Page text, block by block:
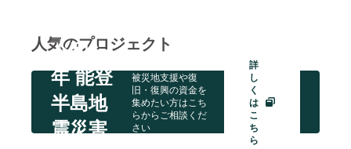
まちづくり・地域活性化
CAMPFIRE for Social GoodCAMPFIRE Creation
コミュニティ
人気のプロジェクト
令和6
年 能登
半島地
震災害
被災地支援や復
旧・復興の資金を
集めたい方はこち
らからご相談くだ
さい
詳
し
く
は
こ
ち
ら